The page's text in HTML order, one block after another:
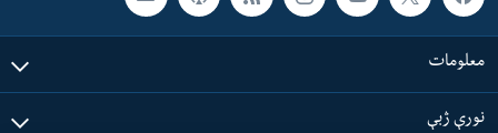
معلومات
نورې ژبې